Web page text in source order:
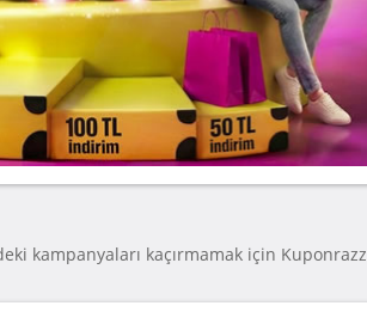
kampanyaları kaçırmamak için